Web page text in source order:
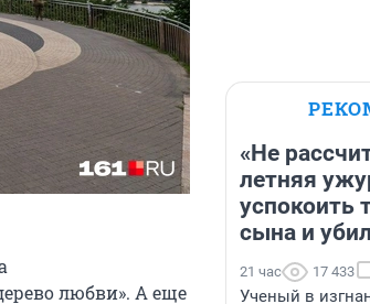
любви». А еще
«Не
летняя
успокоить
сына и
21 час 17 433
Ученый в